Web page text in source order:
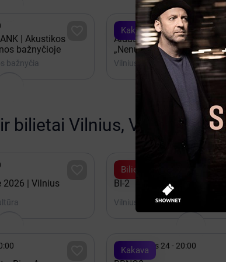
| Akustikos
bažnyčioje
bažnyčia
Kakava
 Spalis 04 - 18:00
Aidas Giniotis ir grupė
„Nenusigąsk – tai mes“
Vilnius, Šv. Kotrynos bažnyčia
bilietai Vilnius, Visos vietos
2026 | Vilnius
Bilietai
2027 Kovas 12 - 20:00
BI-2
Vilnius, Arena Vilnius
Kakava
 Rugpjūtis 24 - 20:00